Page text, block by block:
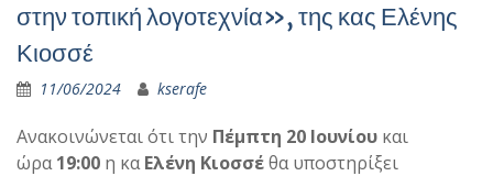
στην τοπική λογοτεχνία», της κας Ελένης
Κιοσσέ
11/06/2024 kserafe
Ανακοινώνεται ότι την Πέμπτη 20 Ιουνίου και
ώρα19:00 η καΕλένη Κιοσσέθα υποστηρίξει